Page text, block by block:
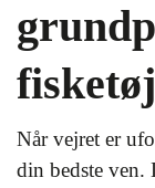
fisketøj
Når vejret er
din bedste ven.